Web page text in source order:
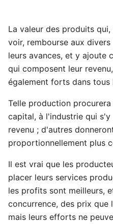
La valeur des produits
voir, rembourse aux
leurs avances, et y ajoute
qui composent leur
également forts dans
Telle production
capital, à l'industrie qui
revenu ; d'autres
proportionnellement plus
Il est vrai que les
placer leurs services
les profits sont meilleurs,
concurrence, des prix que
mais leurs efforts ne